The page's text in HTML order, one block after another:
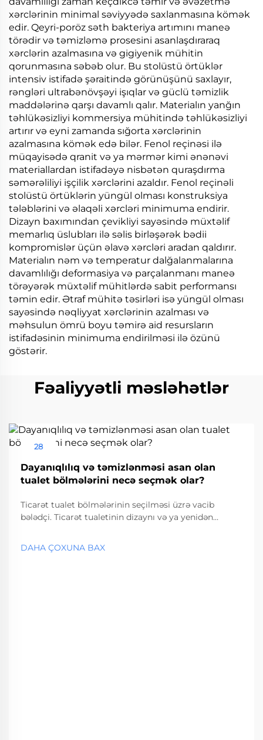
xərclərinin minimal səviyyədə saxlanmasına kömək
edir. Qeyri-poröz səth bakteriya artımını maneə
törədir və təmizləmə prosesini asanlaşdıraraq
xərclərin azalmasına və gigiyenik mühitin
qorunmasına səbəb olur. Bu stolüstü örtüklər
intensiv istifadə şəraitində görünüşünü saxlayır,
rəngləri ultrabənövşəyi işıqlar və güclü təmizlik
maddələrinə qarşı davamlı qalır. Materialın yanğın
təhlükəsizliyi kommersiya mühitində təhlükəsizliyi
artırır və eyni zamanda sığorta xərclərinin
azalmasına kömək edə bilər. Fenol reçinəsi ilə
müqayisədə qranit və ya mərmər kimi ənənəvi
materiallardan istifadəyə nisbətən quraşdırma
səmərəliliyi işçilik xərclərini azaldır. Fenol reçinəli
stolüstü örtüklərin yüngül olması konstruksiya
tələblərini və əlaqəli xərcləri minimuma endirir.
Dizayn baxımından çevikliyi sayəsində müxtəlif
memarlıq üslubları ilə səlis birləşərək bədii
kompromislər üçün əlavə xərcləri aradan qaldırır.
Materialın nəm və temperatur dalğalanmalarına
davamlılığı deformasiya və parçalanmanı maneə
törəyərək müxtəlif mühitlərdə sabit performansı
təmin edir. Ətraf mühitə təsirləri isə yüngül olması
sayəsində nəqliyyat xərclərinin azalması və
məhsulun ömrü boyu təmirə aid resursların
istifadəsinin minimuma endirilməsi ilə özünü
göstərir.
Fəaliyyətli məsləhətlər
28
Dayanıqlılıq və təmizlənməsi asan olan
tualet bölmələrini necə seçmək olar?
Ticarət tualet bölmələrinin seçilməsi üzrə vacib
bələdçi. Ticarət tualetinin dizaynı və ya yenidən
xərclərini təsir altına alan vacib qərardır. Bu vacib...
DAHA ÇOXUNA BAX